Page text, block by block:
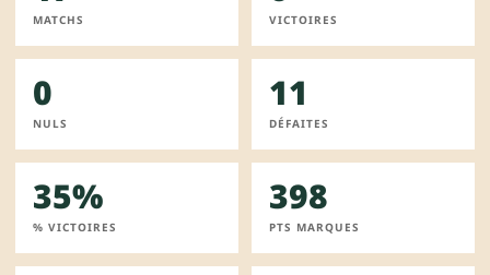
MATCHS VICTOIRES
0
NULS
11
DÉFAITES
35%
% VICTOIRES
398
PTS MARQUES